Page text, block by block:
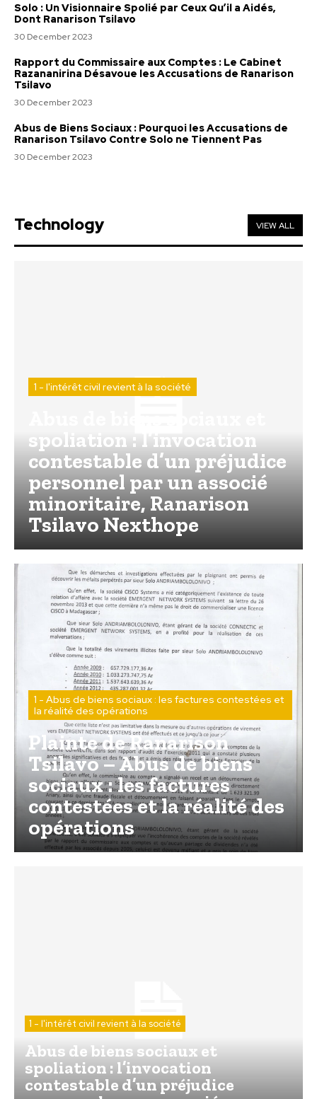
Solo : Un Visionnaire Spolié par Ceux Qu’il a Aidés,
Dont Ranarison Tsilavo
30 December 2023
Rapport du Commissaire aux Comptes : Le Cabinet
Razananirina Désavoue les Accusations de Ranarison
Tsilavo
30 December 2023
Abus de Biens Sociaux : Pourquoi les Accusations de
Ranarison Tsilavo Contre Solo ne Tiennent Pas
30 December 2023
Technology VIEW ALL
1 - l'intérêt civil revient à la société
spoliation : l’invocation
contestable d’un préjudice
personnel par un associé
minoritaire, Ranarison
Tsilavo Nexthope
1 - Abus de biens sociaux : les factures contestées et
la réalité des opérations
Plainte de Ranarison
Tsilavo – Abus de biens
sociaux : les factures
contestées et la réalité des
opérations
1 - l'intérêt civil revient à la société
Abus de biens sociaux et
spoliation : l’invocation
contestable d’un préjudice